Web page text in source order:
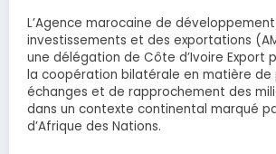
L’Agence marocaine de
investissements et des exportations
une délégation de Côte d’Ivoire Export
la coopération bilatérale en matière de
échanges et de rapprochement des
dans un contexte continental marqué
d’Afrique des Nations.